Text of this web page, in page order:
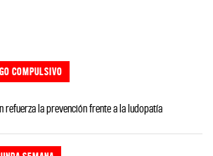
COMPULSIVO
refuerza la prevención frente a la ludopatía